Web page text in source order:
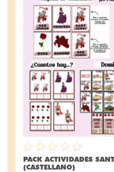
PACK ACTIVIDADES
(CASTELLANO)